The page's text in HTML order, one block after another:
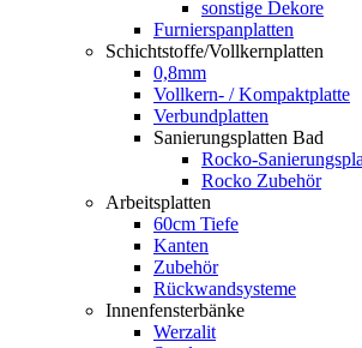
sonstige Dekore
Furnierspanplatten
Schichtstoffe/Vollkernplatten
0,8mm
Vollkern- / Kompaktplatte
Verbundplatten
Sanierungsplatten Bad
Rocko-
Rocko Zubehör
Arbeitsplatten
60cm Tiefe
Kanten
Zubehör
Rückwandsysteme
Innenfensterbänke
Werzalit